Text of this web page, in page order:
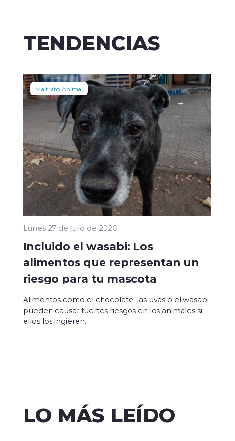
TENDENCIAS
Maltrato Animal
Lunes 27 de julio de 2026
Incluido el wasabi: Los
alimentos que representan un
riesgo para tu mascota
Alimentos como el chocolate, las uvas o el wasabi
pueden causar fuertes riesgos en los animales si
ellos los ingieren.
LO MÁS LEÍDO